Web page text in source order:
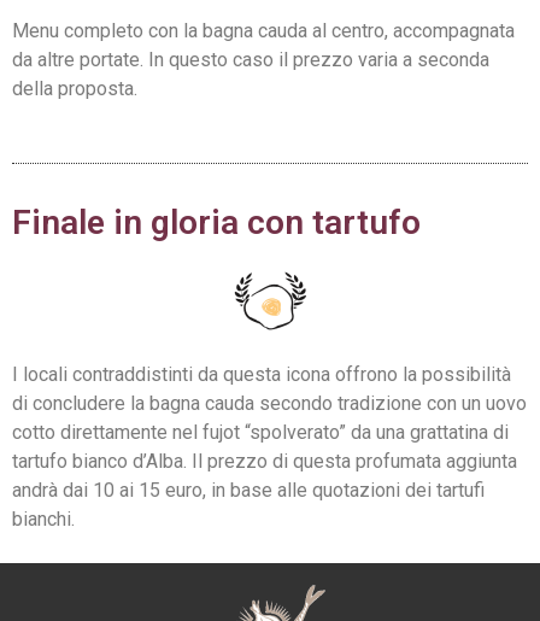
Menu completo con la bagna cauda al centro, accompagnata
da altre portate. In questo caso il prezzo varia a seconda
della proposta.
Finale in gloria con tartufo
I locali contraddistinti da questa icona offrono la possibilità
di concludere la bagna cauda secondo tradizione con un uovo
cotto direttamente nel fujot “spolverato” da una grattatina di
tartufo bianco d’Alba. Il prezzo di questa profumata aggiunta
andrà dai 10 ai 15 euro, in base alle quotazioni dei tartufi
bianchi.